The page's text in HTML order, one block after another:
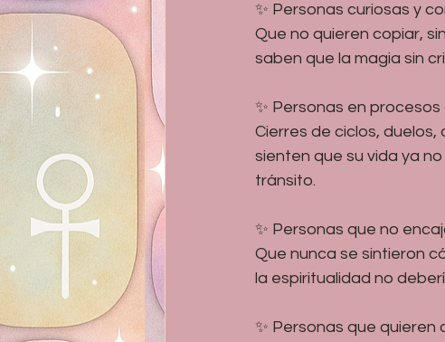
✨ Personas curiosas y
Que no quieren copiar,
saben que la magia sin
✨ Personas en
Cierres de ciclos,
sienten que su vida ya
tránsito.
✨ Personas que no
Que nunca se sintieron
la espiritualidad no
✨ Personas que quieren